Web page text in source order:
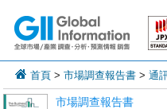
首頁 >市場調查報告書 >通
市場調查報告書